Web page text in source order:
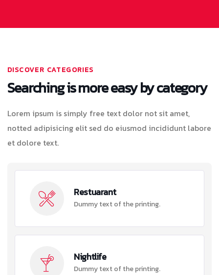
DISCOVER CATEGORIES
Searching is more easy by category
Lorem ipsum is simply free text dolor not sit amet,
notted adipisicing elit sed do eiusmod incididunt labore
et dolore text.
Restuarant
Dummy text of the printing.
Nightlife
Dummy text of the printing.